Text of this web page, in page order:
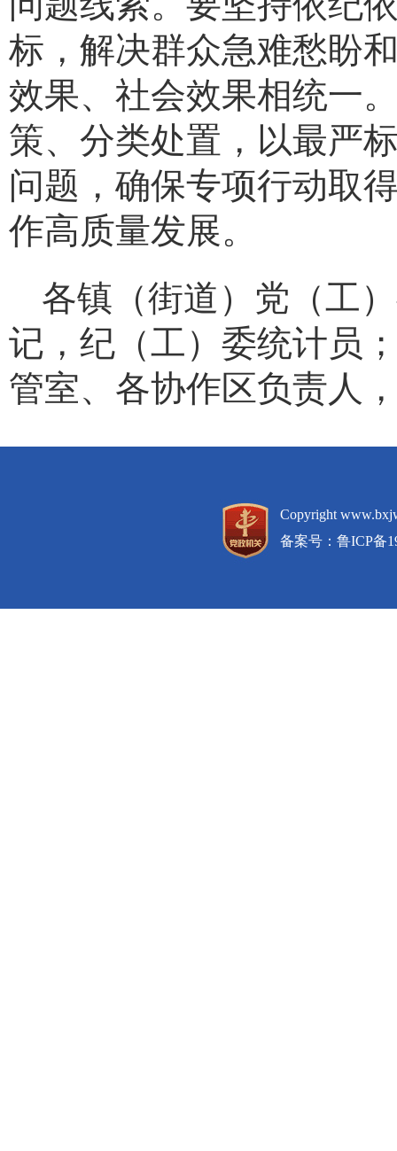
标，解决群众急难愁盼
效果、社会效果相统一
策、分类处置，以最严
问题，确保专项行动取
作高质量发展。
各镇（街道）党（工
记，纪（工）委统计员
管室、各协作区负责人
Copyright
备案号： 鲁ICP备